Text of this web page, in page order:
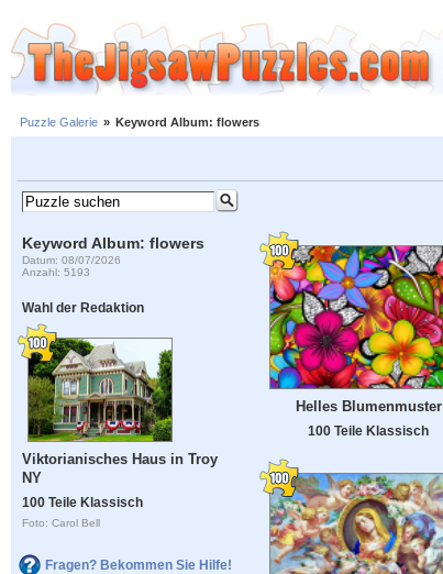
Puzzle Galerie » Keyword Album: flowers
Keyword Album: flowers
Datum: 08/07/2026
Anzahl: 5193
Wahl der Redaktion
Viktorianisches Haus in Troy
NY
100 Teile Klassisch
Foto: Carol Bell
Fragen? Bekommen Sie Hilfe!
Helles Blumenmuster
100 Teile Klassisch